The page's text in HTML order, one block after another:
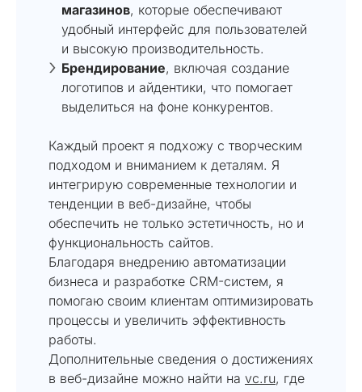
магазинов, которые обеспечивают
удобный интерфейс для пользователей
и высокую производительность.
Брендирование, включая создание
логотипов и айдентики, что помогает
выделиться на фоне конкурентов.
Каждый проект я подхожу с творческим
подходом и вниманием к деталям. Я
интегрирую современные технологии и
тенденции в веб-дизайне, чтобы
обеспечить не только эстетичность, но и
функциональность сайтов.
Благодаря внедрению автоматизации
бизнеса и разработке CRM-систем, я
помогаю своим клиентам оптимизировать
процессы и увеличить эффективность
работы.
Дополнительные сведения о достижениях
в веб-дизайне можно найти на vc.ru, где